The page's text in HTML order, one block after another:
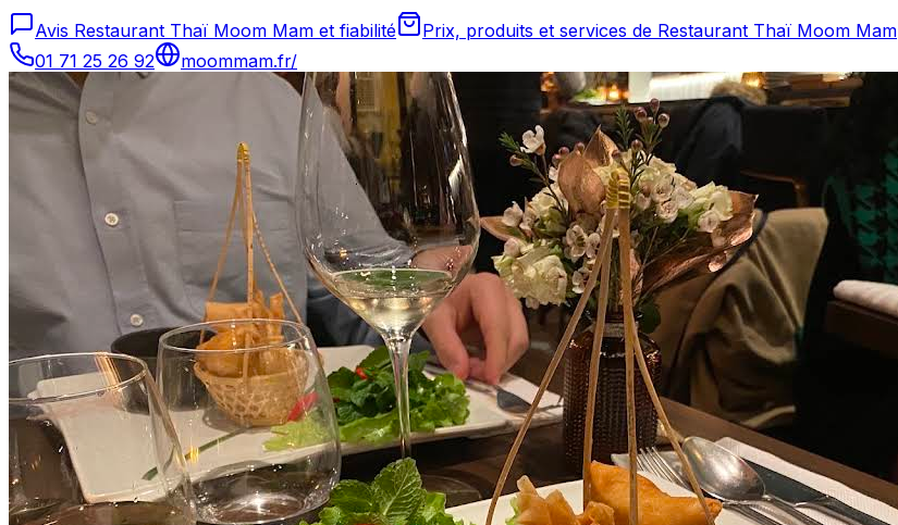
Avis Restaurant Thaï Moom Mam et fiabilité
Prix, produits et services de Restaurant Thaï Moom Mam
01 71 25 26 92
moommam.fr/